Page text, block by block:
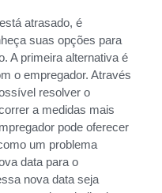
atrasado, é
suas opções para
A primeira alternativa é
o empregador. Através
resolver o
a medidas mais
pode oferecer
um problema
data para o
nova data seja